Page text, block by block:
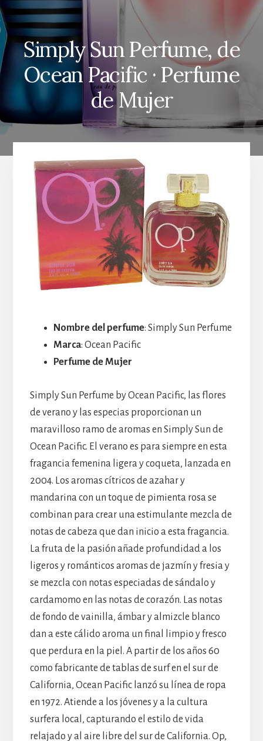
Simply Sun Perfume, de
Ocean Pacific · Perfume
de Mujer
Nombre del perfume: Simply Sun Perfume
Marca: Ocean Pacific
Perfume de Mujer
Simply Sun Perfume by Ocean Pacific, las flores
de verano y las especias proporcionan un
maravilloso ramo de aromas en Simply Sun de
Ocean Pacific. El verano es para siempre en esta
fragancia femenina ligera y coqueta, lanzada en
2004. Los aromas cítricos de azahar y
mandarina con un toque de pimienta rosa se
combinan para crear una estimulante mezcla de
notas de cabeza que dan inicio a esta fragancia.
La fruta de la pasión añade profundidad a los
ligeros y románticos aromas de jazmín y fresia y
se mezcla con notas especiadas de sándalo y
cardamomo en las notas de corazón. Las notas
de fondo de vainilla, ámbar y almizcle blanco
dan a este cálido aroma un final limpio y fresco
que perdura en la piel. A partir de los años 60
como fabricante de tablas de surf en el sur de
California, Ocean Pacific lanzó su línea de ropa
en 1972. Atiende a los jóvenes y a la cultura
surfera local, capturando el estilo de vida
relajado y al aire libre del sur de California. Op,